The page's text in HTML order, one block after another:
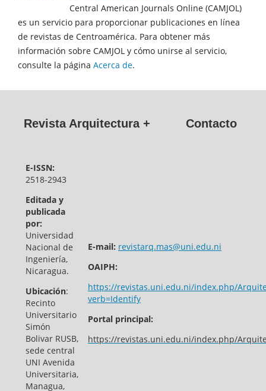
Central American Journals Online (CAMJOL)
es un servicio para proporcionar publicaciones en línea
de revistas de Centroamérica. Para obtener más
información sobre CAMJOL y cómo unirse al servicio,
consulte la página Acerca de.
Revista Arquitectura + Contacto
E-ISSN:
2518-2943
Editada y
publicada
por:
Universidad
Nacional de
Ingeniería,
Nicaragua.
Ubicación:
Recinto
Universitario
Simón
Bolivar RUSB,
sede central
UNI Avenida
Universitaria,
Managua,
E-mail: revistarq.mas@uni.edu.ni
OAIPH:
https://revistas.uni.edu.ni/index.php/
verb=Identify
Portal principal:
https://revistas.uni.edu.ni/index.php/